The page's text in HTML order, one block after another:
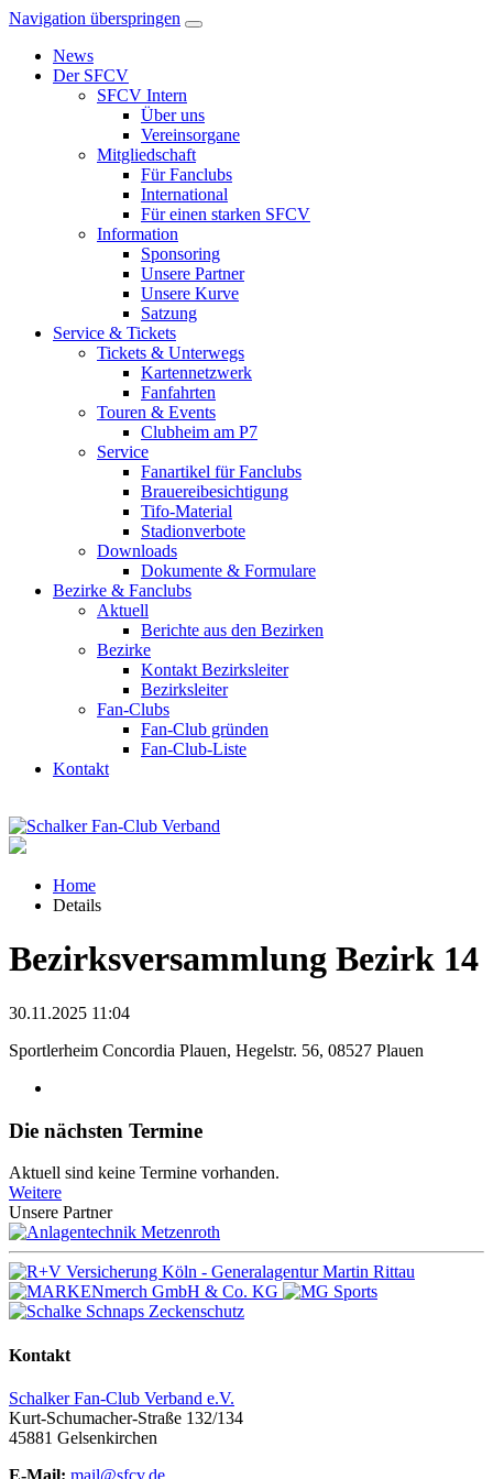
Navigation überspringen
News
Der SFCV
SFCV Intern
Über uns
Vereinsorgane
Mitgliedschaft
Für Fanclubs
International
Für einen starken SFCV
Information
Sponsoring
Unsere Partner
Unsere Kurve
Satzung
Service & Tickets
Tickets & Unterwegs
Kartennetzwerk
Fanfahrten
Touren & Events
Clubheim am P7
Service
Fanartikel für Fanclubs
Brauereibesichtigung
Tifo-Material
Stadionverbote
Downloads
Dokumente & Formulare
Bezirke & Fanclubs
Aktuell
Berichte aus den Bezirken
Bezirke
Kontakt Bezirksleiter
Bezirksleiter
Fan-Clubs
Fan-Club gründen
Fan-Club-Liste
Kontakt
Home
Details
Bezirksversammlung Bezirk 14
30.11.2025 11:04
Sportlerheim Concordia Plauen, Hegelstr. 56, 08527 Plauen
Die nächsten Termine
Aktuell sind keine Termine vorhanden.
Weitere
Unsere Partner
Kontakt
Schalker Fan-Club Verband e.V.
Kurt-Schumacher-Straße 132/134
45881 Gelsenkirchen
E-Mail: mail@sfcv.de